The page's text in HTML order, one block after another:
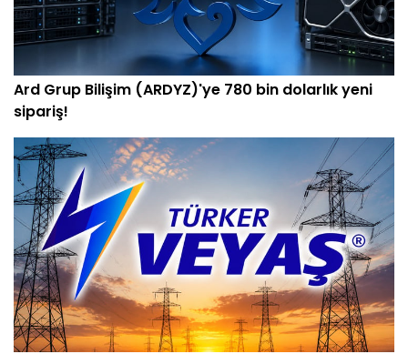
Ard Grup Bilişim (ARDYZ)'ye 780 bin dolarlık yeni
sipariş!